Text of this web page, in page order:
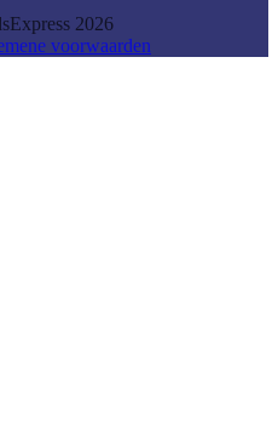
2026
voorwaarden